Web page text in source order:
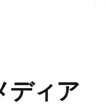
ディア